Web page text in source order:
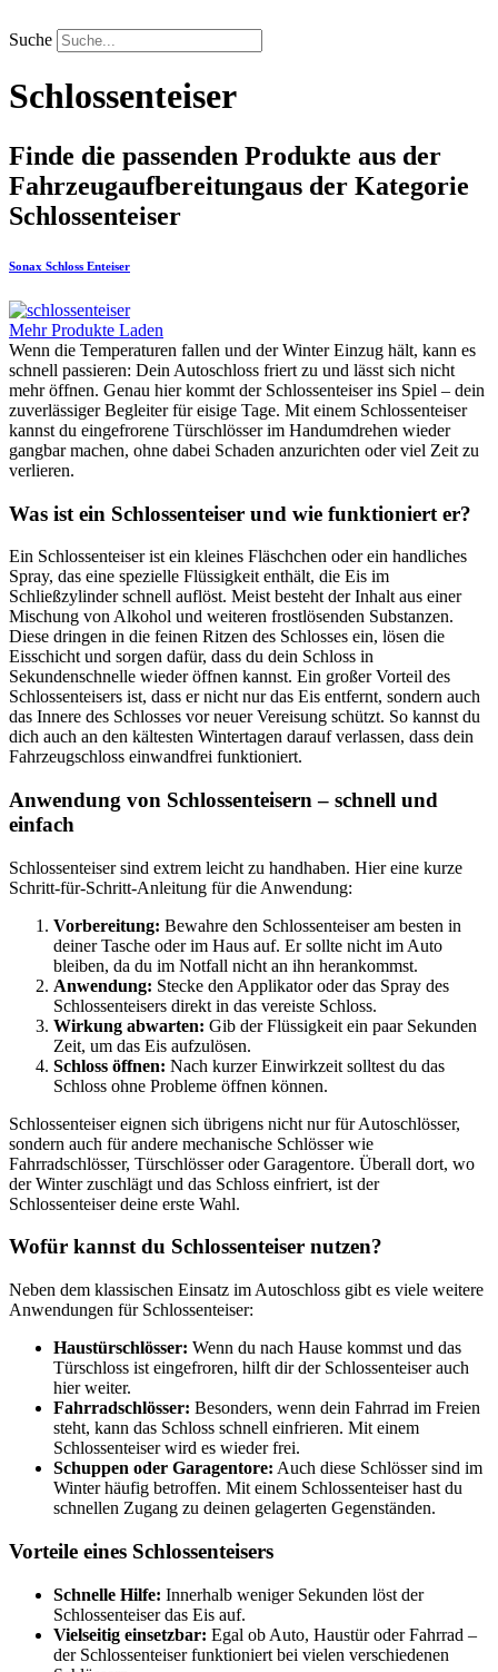
Inhalt
springen
Suche
Schlossenteiser
Finde die passenden Produkte aus der
Fahrzeugaufbereitungaus der Kategorie
Schlossenteiser
Sonax Schloss Enteiser
Mehr Produkte Laden
Wenn die Temperaturen fallen und der Winter Einzug hält, kann es
schnell passieren: Dein Autoschloss friert zu und lässt sich nicht
mehr öffnen. Genau hier kommt der Schlossenteiser ins Spiel – dein
zuverlässiger Begleiter für eisige Tage. Mit einem Schlossenteiser
kannst du eingefrorene Türschlösser im Handumdrehen wieder
gangbar machen, ohne dabei Schaden anzurichten oder viel Zeit zu
verlieren.
Was ist ein Schlossenteiser und wie funktioniert er?
Ein Schlossenteiser ist ein kleines Fläschchen oder ein handliches
Spray, das eine spezielle Flüssigkeit enthält, die Eis im
Schließzylinder schnell auflöst. Meist besteht der Inhalt aus einer
Mischung von Alkohol und weiteren frostlösenden Substanzen.
Diese dringen in die feinen Ritzen des Schlosses ein, lösen die
Eisschicht und sorgen dafür, dass du dein Schloss in
Sekundenschnelle wieder öffnen kannst. Ein großer Vorteil des
Schlossenteisers ist, dass er nicht nur das Eis entfernt, sondern auch
das Innere des Schlosses vor neuer Vereisung schützt. So kannst du
dich auch an den kältesten Wintertagen darauf verlassen, dass dein
Fahrzeugschloss einwandfrei funktioniert.
Anwendung von Schlossenteisern – schnell und
einfach
Schlossenteiser sind extrem leicht zu handhaben. Hier eine kurze
Schritt-für-Schritt-Anleitung für die Anwendung:
Vorbereitung: Bewahre den Schlossenteiser am besten in
deiner Tasche oder im Haus auf. Er sollte nicht im Auto
bleiben, da du im Notfall nicht an ihn herankommst.
Anwendung: Stecke den Applikator oder das Spray des
Schlossenteisers direkt in das vereiste Schloss.
Wirkung abwarten: Gib der Flüssigkeit ein paar Sekunden
Zeit, um das Eis aufzulösen.
Schloss öffnen: Nach kurzer Einwirkzeit solltest du das
Schloss ohne Probleme öffnen können.
Schlossenteiser eignen sich übrigens nicht nur für Autoschlösser,
sondern auch für andere mechanische Schlösser wie
Fahrradschlösser, Türschlösser oder Garagentore. Überall dort, wo
der Winter zuschlägt und das Schloss einfriert, ist der
Schlossenteiser deine erste Wahl.
Wofür kannst du Schlossenteiser nutzen?
Neben dem klassischen Einsatz im Autoschloss gibt es viele weitere
Anwendungen für Schlossenteiser:
Haustürschlösser: Wenn du nach Hause kommst und das
Türschloss ist eingefroren, hilft dir der Schlossenteiser auch
hier weiter.
Fahrradschlösser: Besonders, wenn dein Fahrrad im Freien
steht, kann das Schloss schnell einfrieren. Mit einem
Schlossenteiser wird es wieder frei.
Schuppen oder Garagentore: Auch diese Schlösser sind im
Winter häufig betroffen. Mit einem Schlossenteiser hast du
schnellen Zugang zu deinen gelagerten Gegenständen.
Vorteile eines Schlossenteisers
Schnelle Hilfe: Innerhalb weniger Sekunden löst der
Schlossenteiser das Eis auf.
Vielseitig einsetzbar: Egal ob Auto, Haustür oder Fahrrad –
der Schlossenteiser funktioniert bei vielen verschiedenen